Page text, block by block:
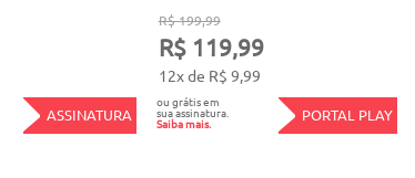
ASSINATURA
R$ 199,99
R$ 119,99
12x de R$ 9,99
ou grátis em
sua assinatura.
Saiba mais. PORTAL PLAY